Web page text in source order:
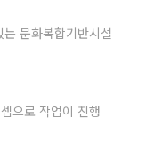
문화복합기반시설
으로 작업이 진행